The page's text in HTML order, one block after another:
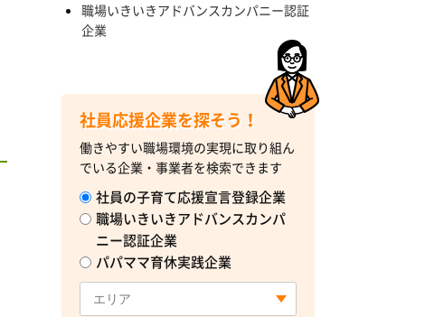
職場いきいきアドバンスカンパニー認証
企業
社員応援企業を探そう！
働きやすい職場環境の実現に取り組ん
でいる企業・事業者を検索できます
社員の子育て応援宣言登録企業
職場いきいきアドバンスカンパ
ニー認証企業
パパママ育休実践企業